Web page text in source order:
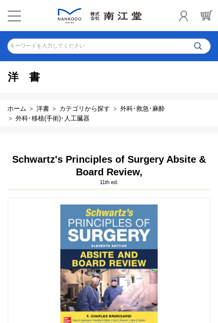
キーワードを入力してください
洋書
ホーム 洋書 カテゴリから探す
外科･救急･麻酔
外科･移植(手術)･人工臓器
Schwartz's Principles of Surgery Absite &
Board Review,
11th ed.